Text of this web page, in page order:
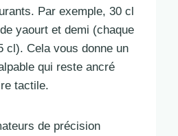
Par exemple, 30 cl
yaourt et demi (chaque
cl). Cela vous donne un
qui reste ancré
tactile.
de précision